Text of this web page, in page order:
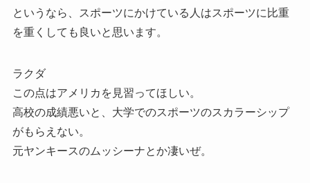
というなら、スポーツにかけている人はスポーツに比重
を重くしても良いと思います。
ラクダ
この点はアメリカを見習ってほしい。
高校の成績悪いと、大学でのスポーツのスカラーシップ
がもらえない。
元ヤンキースのムッシーナとか凄いぜ。